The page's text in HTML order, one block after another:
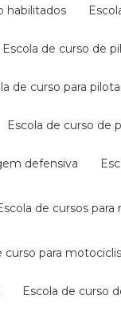
habilitados
escola de curso de
de curso para
escola de curso
defensiva
escola de cursos
curso para
escola de curso